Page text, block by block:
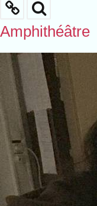
Amphithéâtre